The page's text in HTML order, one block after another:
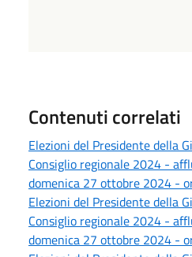
Contenuti correlati
Elezioni del Presidente della
Consiglio regionale 2024 -
domenica 27 ottobre 2024 -
Elezioni del Presidente della
Consiglio regionale 2024 -
domenica 27 ottobre 2024 -